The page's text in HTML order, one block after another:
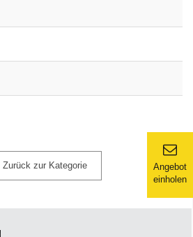
Angebot
einholen
Zurück zur Kategorie